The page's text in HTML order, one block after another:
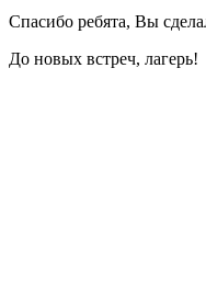
Спасибо ребята, Вы
До новых встреч, лагерь!